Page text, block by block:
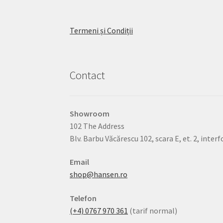
Termeni și Condiții
Contact
Showroom
102 The Address
Blv. Barbu Văcărescu 102, scara E, et. 2,
Email
shop@hansen.ro
Telefon
(+4) 0767 970 361 (tarif normal)